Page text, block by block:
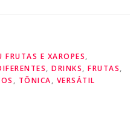
E XAROPES,
, DRINKS, FRUTAS,
, TÔNICA, VERSÁTIL